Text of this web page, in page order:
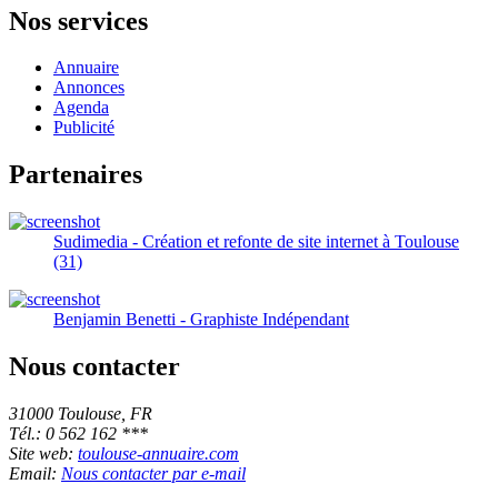
Nos services
Annuaire
Annonces
Agenda
Publicité
Partenaires
Sudimedia - Création et refonte de site internet à Toulouse
(31)
Benjamin Benetti - Graphiste Indépendant
Nous contacter
31000 Toulouse, FR
Tél.: 0 562 162 ***
Site web: toulouse-annuaire.com
Email: Nous contacter par e-mail